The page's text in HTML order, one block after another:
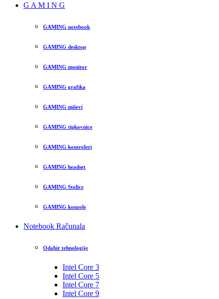
G A M I N G
GAMING notebook
GAMING desktop
GAMING monitor
GAMING grafika
GAMING miševi
GAMING tipkovnice
GAMING kontroleri
GAMING headset
GAMING Stolice
GAMING konzole
Notebook Računala
Odabir tehnologije
Intel Core 3
Intel Core 5
Intel Core 7
Intel Core 9